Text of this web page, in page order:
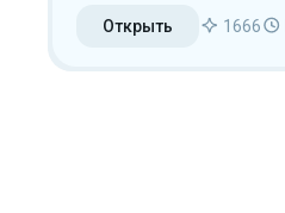
Открыть 1666